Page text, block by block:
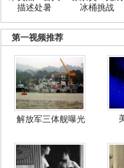
描述处暑
冰桶挑战
第一视频推荐
解放军三体舰曝光